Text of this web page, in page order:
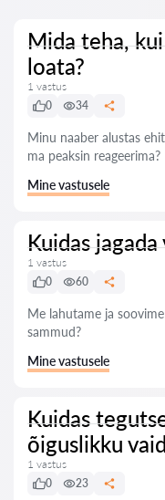
Mida teha,
loata?
1 vastus
0
34
Minu naaber alustas
ma peaksin reageerima?
Mine vastusele
Kuidas
1 vastus
0
60
Me lahutame ja
sammud?
Mine vastusele
Kuidas
õiguslikku
1 vastus
0
23